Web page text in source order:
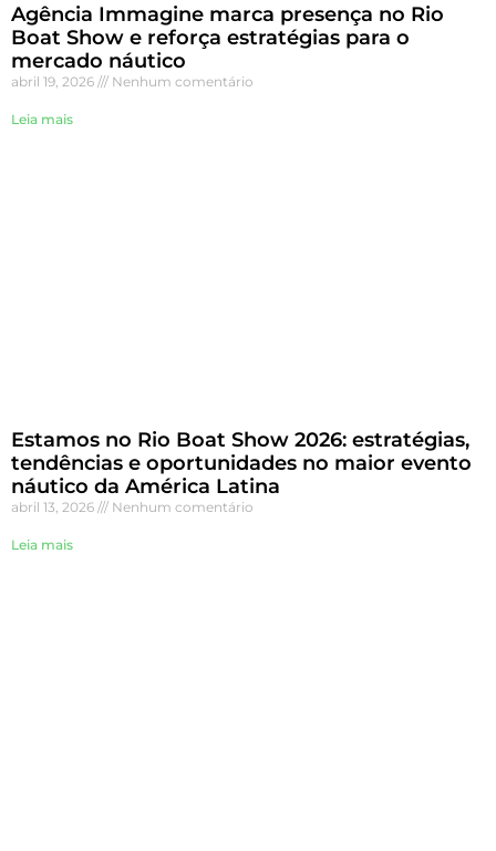
Agência Immagine marca presença no Rio
Boat Show e reforça estratégias para o
mercado náutico
abril 19, 2026 Nenhum comentário
Leia mais
Estamos no Rio Boat Show 2026: estratégias,
tendências e oportunidades no maior evento
náutico da América Latina
abril 13, 2026 Nenhum comentário
Leia mais